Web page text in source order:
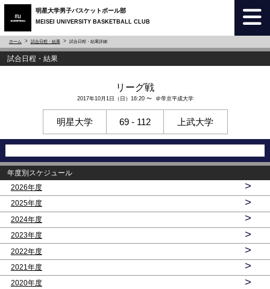
明星大学男子バスケットボール部
MEISEI UNIVERSITY BASKETBALL CLUB
ホーム 試合日程・結果 試合日程・結果詳細
試合日程・結果
リーグ戦
2017年10月1日（日）16:20 〜 ＠帝京平成大学
明星大学 69 - 112 上武大学
年度別スケジュール
2026年度
>
2025年度 >
2024年度 >
2023年度 >
2022年度 >
2021年度 >
2020年度 >